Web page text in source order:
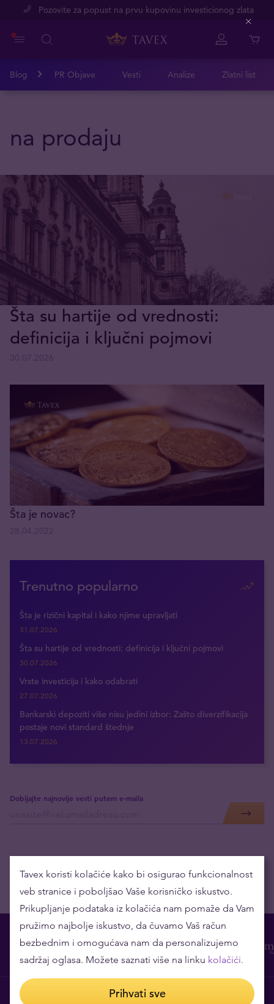
Pozovite za popust na prvu kupovinu investicionog zlata
Blog PR Objave Vesti Analize Zlatni list
na prodaju
Šta su hartije od vrednosti:
definicija i ključni pojmovi
Šta je novac?
Trenutno popularno
Šta je rizični kapital i kako njime upravljati
31.07.2026
Šta su hartije od vrednosti: definicija i ključni pojmovi
30.07.2026
Vrste investicija i kako odabrati
27.07.2026
Bankarski depoziti više nisu jedini izbor: Zašto diverzifikacija
postaje novi standard štednje
13.07.2026
Dobijajte najnovije vesti putem e-maila
O nama
Tavex koristi kolačiće kako bi osigurao funkcionalnost
veb stranice i poboljšao Vaše korisničko iskustvo.
Prikupljanje podataka iz kolačića nam pomaže da Vam
pružimo najbolje iskustvo, da čuvamo Vaš račun
bezbednim i omogućava nam da personalizujemo
sadržaj oglasa. Možete saznati više na linku kolačići.
Prihvati sve
Close